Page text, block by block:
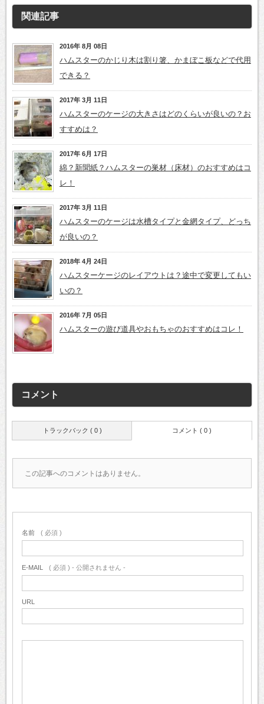
関連記事
2016年 8月 08日
ハムスターのかじり木は割り箸、かまぼこ板などで代用
できる？
2017年 3月 11日
ハムスターのケージの大きさはどのくらいが良いの？お
すすめは？
2017年 6月 17日
綿？新聞紙？ハムスターの巣材（床材）のおすすめはコ
レ！
2017年 3月 11日
ハムスターのケージは水槽タイプと金網タイプ、どっち
が良いの？
2018年 4月 24日
ハムスターケージのレイアウトは？途中で変更してもい
いの？
2016年 7月 05日
ハムスターの遊び道具やおもちゃのおすすめはコレ！
コメント
トラックバック ( 0 ) コメント ( 0 )
この記事へのコメントはありません。
名前 ( 必須 )
E-MAIL ( 必須 ) - 公開されません -
URL